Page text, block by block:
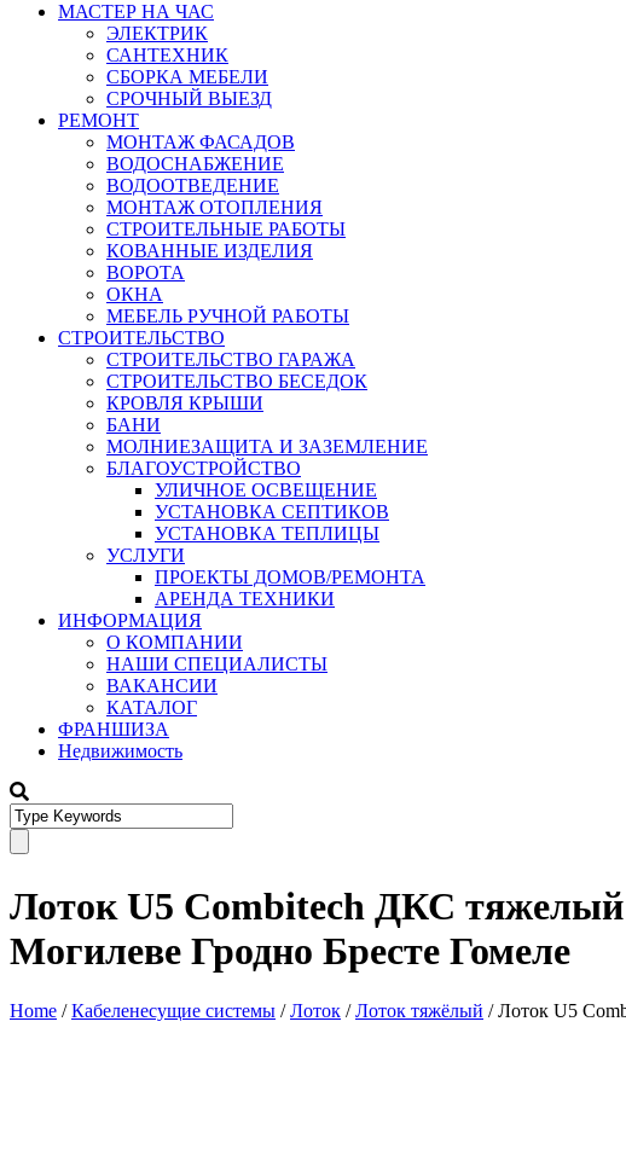
МАСТЕР НА ЧАС
ЭЛЕКТРИК
САНТЕХНИК
СБОРКА МЕБЕЛИ
СРОЧНЫЙ ВЫЕЗД
РЕМОНТ
МОНТАЖ ФАСАДОВ
ВОДОСНАБЖЕНИЕ
ВОДООТВЕДЕНИЕ
МОНТАЖ ОТОПЛЕНИЯ
СТРОИТЕЛЬНЫЕ РАБОТЫ
КОВАННЫЕ ИЗДЕЛИЯ
ВОРОТА
ОКНА
МЕБЕЛЬ РУЧНОЙ РАБОТЫ
СТРОИТЕЛЬСТВО
СТРОИТЕЛЬСТВО ГАРАЖА
СТРОИТЕЛЬСТВО БЕСЕДОК
КРОВЛЯ КРЫШИ
БАНИ
МОЛНИЕЗАЩИТА И ЗАЗЕМЛЕНИЕ
БЛАГОУСТРОЙСТВО
УЛИЧНОЕ ОСВЕЩЕНИЕ
УСТАНОВКА СЕПТИКОВ
УСТАНОВКА ТЕПЛИЦЫ
УСЛУГИ
ПРОЕКТЫ ДОМОВ/РЕМОНТА
АРЕНДА ТЕХНИКИ
ИНФОРМАЦИЯ
О КОМПАНИИ
НАШИ СПЕЦИАЛИСТЫ
ВАКАНСИИ
КАТАЛОГ
ФРАНШИЗА
Недвижимость
Лоток U5 Combitech ДКС тяжелый
Могилеве Гродно Бресте Гомеле
Home /Кабеленесущие системы /Лоток /Лоток тяжёлый / Лоток U5